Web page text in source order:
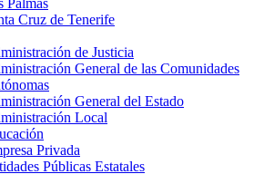
Palmas
Cruz de Tenerife
de Justicia
General de las Comunidades
General del Estado
Local
Privada
Públicas Estatales